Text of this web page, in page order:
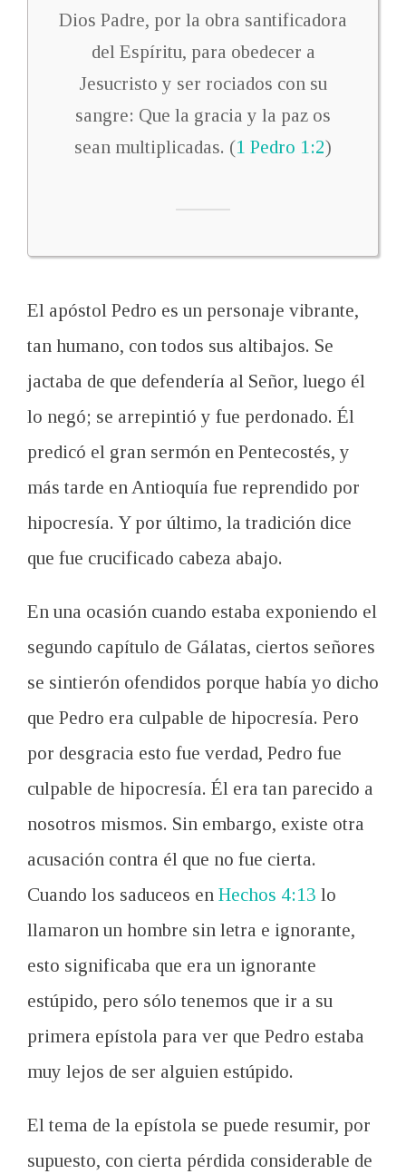
Dios Padre, por la obra santificadora
del Espíritu, para obedecer a
Jesucristo y ser rociados con su
sangre: Que la gracia y la paz os
sean multiplicadas. (1 Pedro 1:2)
El apóstol Pedro es un personaje vibrante,
tan humano, con todos sus altibajos. Se
jactaba de que defendería al Señor, luego él
lo negó; se arrepintió y fue perdonado. Él
predicó el gran sermón en Pentecostés, y
más tarde en Antioquía fue reprendido por
hipocresía. Y por último, la tradición dice
que fue crucificado cabeza abajo.
En una ocasión cuando estaba exponiendo el
segundo capítulo de Gálatas, ciertos señores
se sintierón ofendidos porque había yo dicho
que Pedro era culpable de hipocresía. Pero
por desgracia esto fue verdad, Pedro fue
culpable de hipocresía. Él era tan parecido a
nosotros mismos. Sin embargo, existe otra
acusación contra él que no fue cierta.
Cuando los saduceos en Hechos 4:13 lo
llamaron un hombre sin letra e ignorante,
esto significaba que era un ignorante
estúpido, pero sólo tenemos que ir a su
primera epístola para ver que Pedro estaba
muy lejos de ser alguien estúpido.
El tema de la epístola se puede resumir, por
supuesto, con cierta pérdida considerable de